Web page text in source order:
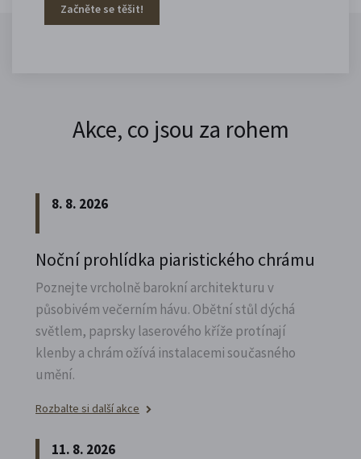
Začněte se těšit!
Akce, co jsou za rohem
8. 8. 2026
Noční prohlídka piaristického chrámu
Poznejte vrcholně barokní architekturu v
působivém večerním hávu. Obětní stůl dýchá
světlem, paprsky laserového kříže protínají
klenby a chrám ožívá instalacemi současného
umění.
Rozbalte si další akce
11. 8. 2026